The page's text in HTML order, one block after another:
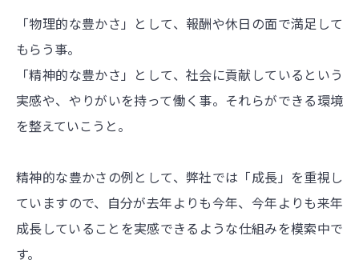
「物理的な豊かさ」として、報酬や休日の面で満足して
もらう事。
「精神的な豊かさ」として、社会に貢献しているという
実感や、やりがいを持って働く事。それらができる環境
を整えていこうと。
精神的な豊かさの例として、弊社では「成長」を重視し
ていますので、自分が去年よりも今年、今年よりも来年
成長していることを実感できるような仕組みを模索中で
す。